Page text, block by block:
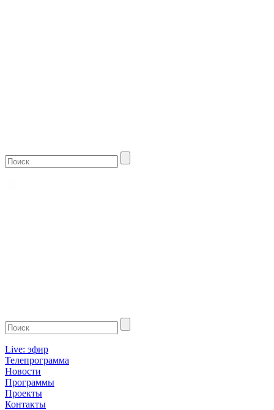
Live: эфир
Телепрограмма
Новости
Программы
Проекты
Контакты